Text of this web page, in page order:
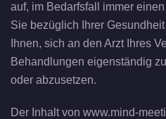
auf, im Bedarfsfall immer
Sie bezüglich Ihrer
Ihnen, sich an den Arzt Ihres
Behandlungen eigenständig
oder abzusetzen.
Der Inhalt von www.mind-